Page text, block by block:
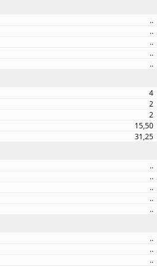
..
..
..
..
..
4
2
2
15,50
31,25
..
..
..
..
..
..
..
..